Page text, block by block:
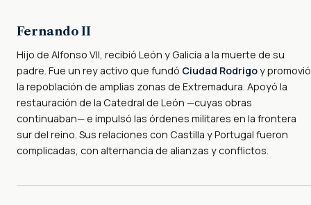
Fernando II
Hijo de Alfonso VII, recibió León y Galicia a la muerte de su
padre. Fue un rey activo que fundó Ciudad Rodrigoy promovió
la repoblación de amplias zonas de Extremadura. Apoyó la
restauración de la Catedral de León —cuyas obras
continuaban— e impulsó las órdenes militares en la frontera
sur del reino. Sus relaciones con Castilla y Portugal fueron
complicadas, con alternancia de alianzas y conflictos.